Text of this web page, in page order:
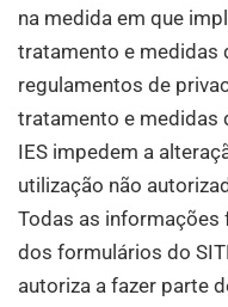
na medida em que
tratamento e medidas
regulamentos de
tratamento e medidas
IES impedem a
utilização não
Todas as informações
dos formulários do
autoriza a fazer parte